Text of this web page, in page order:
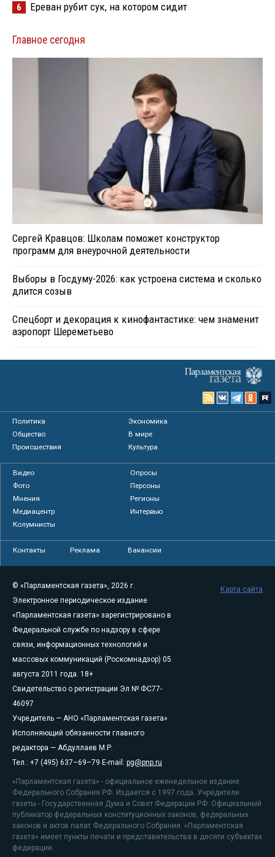
6 Ереван рубит сук, на котором сидит
Главное сегодня
Сергей Кравцов: Школам поможет конструктор
программ для внеурочной деятельности
Выборы в Госдуму-2026: как устроена система и сколько
длится созыв
Спецборт и декорация к кинофантастике: чем знаменит
аэропорт Шереметьево
Политика
Экономика
Общество
В мире
Происшествия
Культура
Видео
Опросы
Фото
Персоны
Мнения
Регионы
Медиацентр
Интервью
Колумнисты
Контакты Реклама Вакансии
© «Парламентская газета», 2026 г.
Электронное периодическое издание
«Парламентская газета» зарегистрировано в
Федеральной службе по надзору в сфере
связи, информационных технологий и
массовых коммуникаций (Роскомнадзор) 05
августа 2011 года. 18+
Свидетельство о регистрации Эл № ФС77-
46097
Учредитель — АНО «Парламентская газета»
Исполняющий обязанности главного
редактора — Абдуллаев М.Р.
Тел.: +7 (495) 637–69–79 E-mail: pg@pnp.ru
«Парламентская газета» - официальное еженедельное издание
Федерального Собрания РФ. Издается с 1997 года. Учредители
газеты - Государственная Дума и Совет Федерации РФ. Официальный
публикатор федеральных конституционных законов, федеральных
законов и актов палат Федерального Собрания. «Парламентская
газета» имеет пункты печати и представительства в десяти субъектах
федерации.
Карта сайта